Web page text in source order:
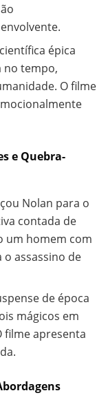
épica
no tempo,
O filme
e Quebra-
Nolan para o
contada de
um homem com
assassino de
de época
mágicos em
filme apresenta